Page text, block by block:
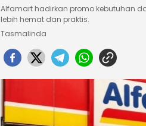
Alfamart hadirkan promo kebutuhan
lebih hemat dan praktis.
Tasmalinda